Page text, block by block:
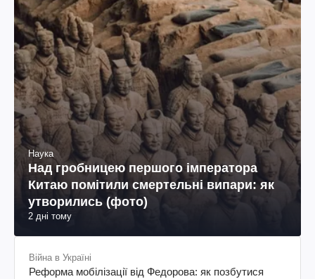
Наука
Над гробницею першого імператора
Китаю помітили смертельні випари: як
утворились (фото)
2 дні тому
Війна в Україні
Реформа мобілізації від Федорова: як позбутися